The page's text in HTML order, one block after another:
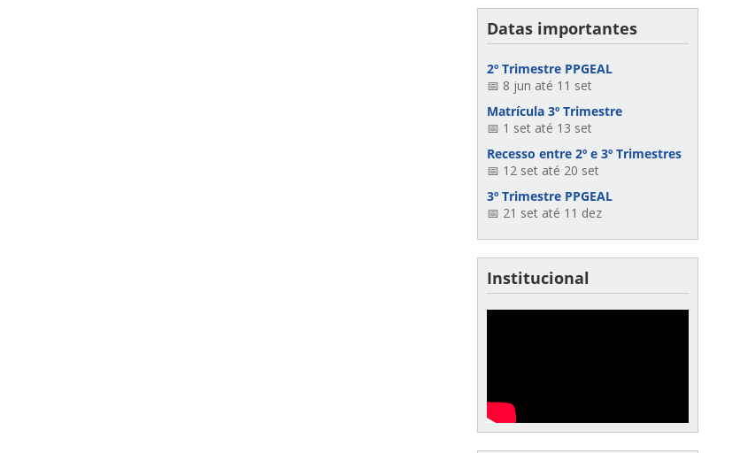
Datas importantes
2º Trimestre PPGEAL
📅 8 jun até 11 set
Matrícula 3º Trimestre
📅 1 set até 13 set
Recesso entre 2º e 3º Trimestres
📅 12 set até 20 set
3º Trimestre PPGEAL
📅 21 set até 11 dez
Institucional